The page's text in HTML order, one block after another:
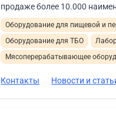
продаже более 10.000
Оборудование для пищевой и
Оборудование для ТБО
Мясоперерабатывающее
Контакты Новости и